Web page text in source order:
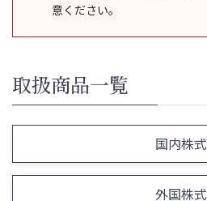
意ください。
取扱商品一覧
国内株式
外国株式